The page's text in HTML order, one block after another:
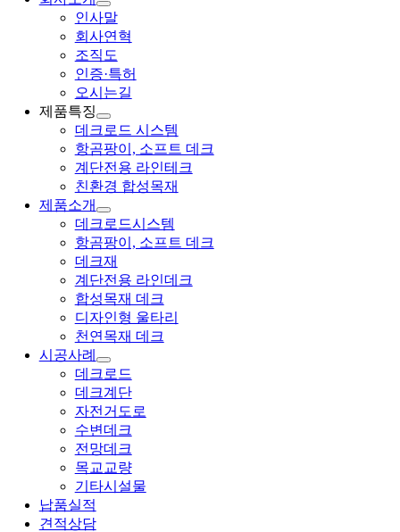
인사말
회사연혁
조직도
인증·특허
오시는길
제품특징
데크로드 시스템
항곰팡이, 소프트 데크
계단전용 라인테크
친환경 합성목재
제품소개
데크로드시스템
항곰팡이, 소프트 데크
데크재
계단전용 라인데크
합성목재 데크
디자인형 울타리
천연목재 데크
시공사례
데크로드
데크계단
자전거도로
수변데크
전망데크
목교교량
기타시설물
납품실적
견적상담